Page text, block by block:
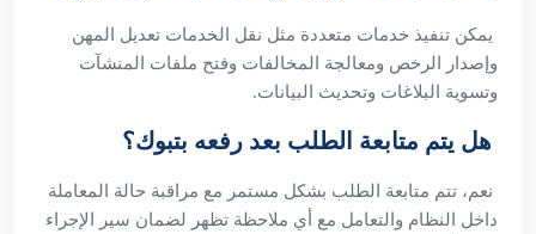
يمكن تنفيذ خدمات متعددة مثل نقل الخدمات تعديل المهن
وإصدار الرخص ومعالجة المخالفات وفتح ملفات المنشآت
وتسوية البلاغات وتحديث البيانات.
هل يتم متابعة الطلب بعد رفعه بتبوك؟
نعم، تتم متابعة الطلب بشكل مستمر مع مراقبة حالة المعاملة
داخل النظام والتعامل مع أي ملاحظة تظهر لضمان سير الإجراء